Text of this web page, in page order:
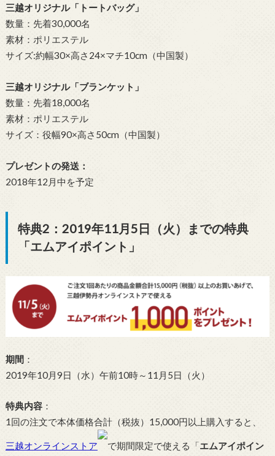
三越オリジナル「トートバッグ」
数量：先着30,000名
素材：ポリエステル
サイズ:約幅30×高さ24×マチ10cm（中国製）
三越オリジナル「ブランケット」
数量：先着18,000名
素材：ポリエステル
サイズ：役幅90×高さ50cm（中国製）
プレゼントの発送：
2018年12月中を予定
特典2：2019年11月5日（火）までの特典
「エムアイポイント」
期間：
2019年10月9日（水）午前10時～11月5日（火）
特典内容：
1回の注文で本体価格合計（税抜）15,000円以上購入すると、
三越オンラインストア で期間限定で使える「エムアイポイン